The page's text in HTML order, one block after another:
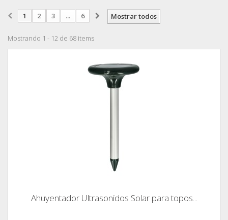
Mostrar todos
1 2 3 ... 6
Mostrando 1 - 12 de 68 items
Ahuyentador Ultrasonidos Solar para topos...